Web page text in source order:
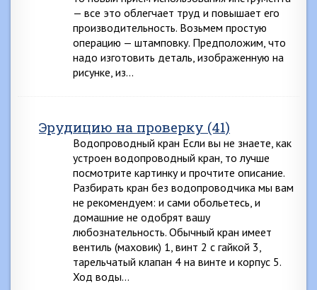
— все это облегчает труд и повышает его
производительность. Возьмем простую
операцию — штамповку. Предположим, что
надо изготовить деталь, изображенную на
рисунке, из…
Эрудицию на проверку (41)
Водопроводный кран Если вы не знаете, как
устроен водопроводный кран, то лучше
посмотрите картинку и прочтите описание.
Разбирать кран без водопроводчика мы вам
не рекомендуем: и сами обольетесь, и
домашние не одобрят вашу
любознательность. Обычный кран имеет
вентиль (маховик) 1, винт 2 с гайкой 3,
тарельчатый клапан 4 на винте и корпус 5.
Ход воды…